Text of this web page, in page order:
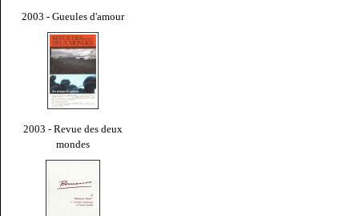
2003 - Gueules d'amour
2003 - Revue des deux
mondes